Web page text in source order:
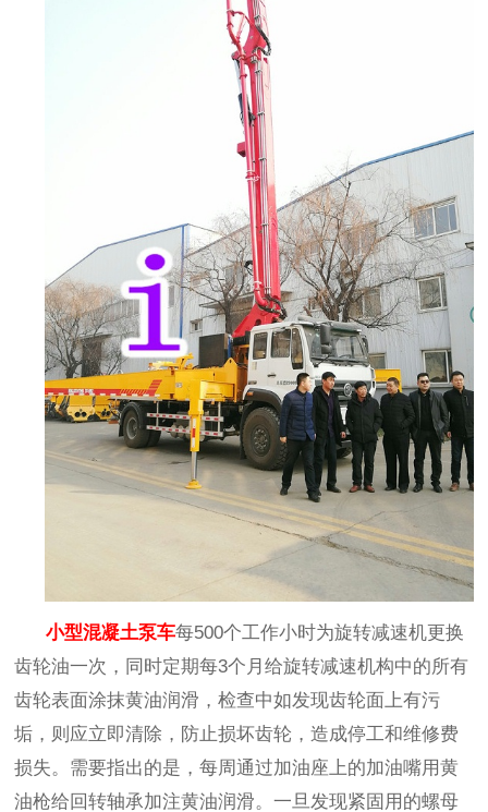
小型混凝土泵车每500个工作小时为旋转减速机更换
齿轮油一次，同时定期每3个月给旋转减速机构中的所有
齿轮表面涂抹黄油润滑，检查中如发现齿轮面上有污
垢，则应立即清除，防止损坏齿轮，造成停工和维修费
损失。需要指出的是，每周通过加油座上的加油嘴用黄
油枪给回转轴承加注黄油润滑。一旦发现紧固用的螺母